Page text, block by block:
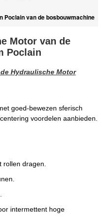
Poclain van de bosbouwmachine
Motor van de
Poclain
Hydraulische Motor
goed-bewezen sferisch
voordelen aanbieden.
dragen.
intermettent hoge